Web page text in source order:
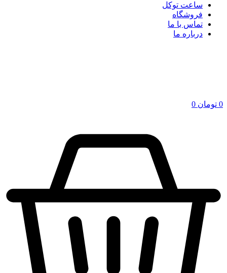
ساعت توکل
فروشگاه
تماس با ما
درباره ما
0 تومان 0